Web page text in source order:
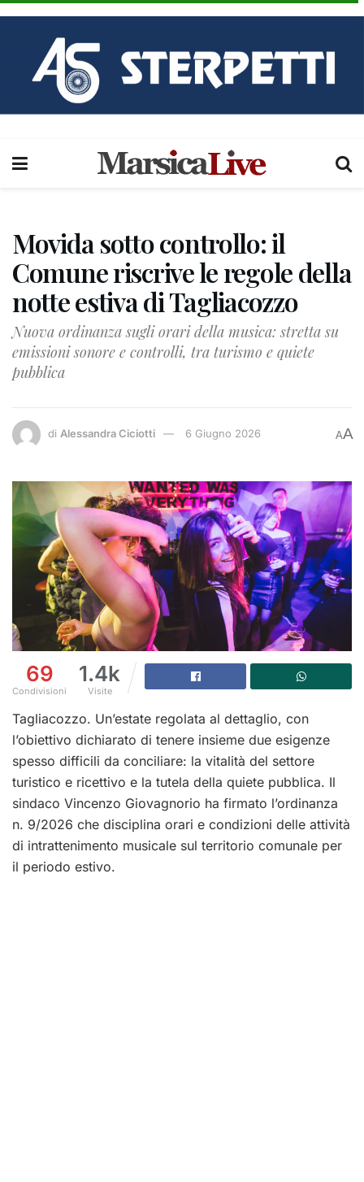
Movida sotto controllo: il
Comune riscrive le regole della
notte estiva di Tagliacozzo
Nuova ordinanza sugli orari della musica: stretta su
emissioni sonore e controlli, tra turismo e quiete
pubblica
di Alessandra Ciciotti 6 Giugno 2026 AA
69
Condivisioni
1.4k
Visite
Tagliacozzo. Un’estate regolata al dettaglio, con
l’obiettivo dichiarato di tenere insieme due esigenze
spesso difficili da conciliare: la vitalità del settore
turistico e ricettivo e la tutela della quiete pubblica. Il
sindaco Vincenzo Giovagnorio ha firmato l’ordinanza
n. 9/2026 che disciplina orari e condizioni delle attività
di intrattenimento musicale sul territorio comunale per
il periodo estivo.